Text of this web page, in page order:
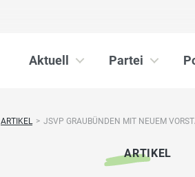
Aktuell Partei
ARTIKEL > JSVP GRAUBÜNDEN MIT NEUEM
ARTIKEL